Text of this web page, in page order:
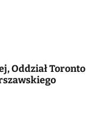
Oddział Toronto